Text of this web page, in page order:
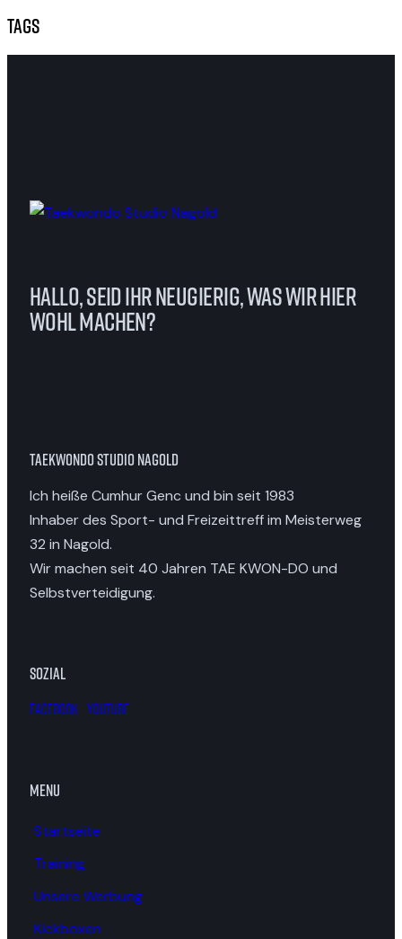
Tags
Hallo, seid Ihr neugierig, was wir hier
wohl machen?
Taekwondo Studio Nagold
Ich heiße Cumhur Genc und bin seit 1983
Inhaber des Sport- und Freizeittreff im Meisterweg
32 in Nagold.
Wir machen seit 40 Jahren TAE KWON-DO und
Selbstverteidigung.
Sozial
Facebook Youtube
Menu
Startseite
Training
Unsere Werbung
Kickboxen